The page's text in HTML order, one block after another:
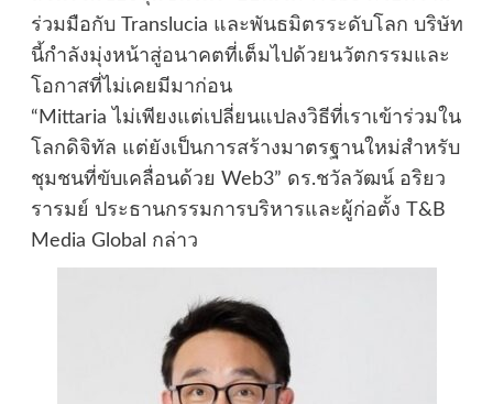
ร่วมมือกับ Translucia และพันธมิตรระดับโลก บริษัท
นี้กำลังมุ่งหน้าสู่อนาคตที่เต็มไปด้วยนวัตกรรมและ
โอกาสที่ไม่เคยมีมาก่อน
“Mittaria ไม่เพียงแต่เปลี่ยนแปลงวิธีที่เราเข้าร่วมใน
โลกดิจิทัล แต่ยังเป็นการสร้างมาตรฐานใหม่สำหรับ
ชุมชนที่ขับเคลื่อนด้วย Web3” ดร.ชวัลวัฒน์ อริยว
รารมย์ ประธานกรรมการบริหารและผู้ก่อตั้ง T&B
Media Global กล่าว